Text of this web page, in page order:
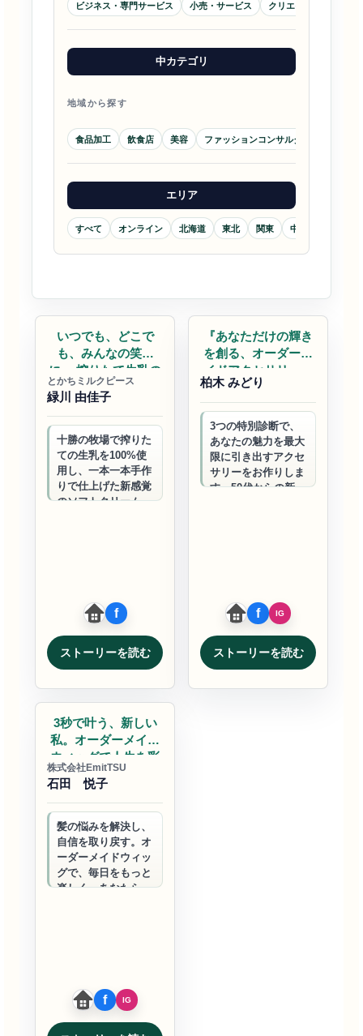
ビジネス・専門サービス 小売・サービス クリエイティブ・メデ
中カテゴリ
地域から探す
食品加工 飲食店 美容 ファッションコンサルタント
エリア
すべて オンライン 北海道 東北 関東 中部
いつでも、どこで
も、みんなの笑顔
に。 搾りたて生乳の
濃厚ソフ…
とかちミルクピース
緑川 由佳子
十勝の牧場で搾りた
ての生乳を100%使
用し、一本一本手作
りで仕上げた新感覚
のソフトクリーム。
ストーリーを読む
『あなただけの輝き
を創る、オーダーメ
イドアクセサリー』
柏木 みどり
3つの特別診断で、
あなたの魅力を最大
限に引き出すアクセ
サリーをお作りしま
す。50代からの新た
ストーリーを読む
3秒で叶う、新しい
私。オーダーメイド
ウィッグで人生を彩
る
株式会社EmitTSU
石田 悦子
髪の悩みを解決し、
自信を取り戻す。オ
ーダーメイドウィッ
グで、毎日をもっと
楽しく。あなたらし